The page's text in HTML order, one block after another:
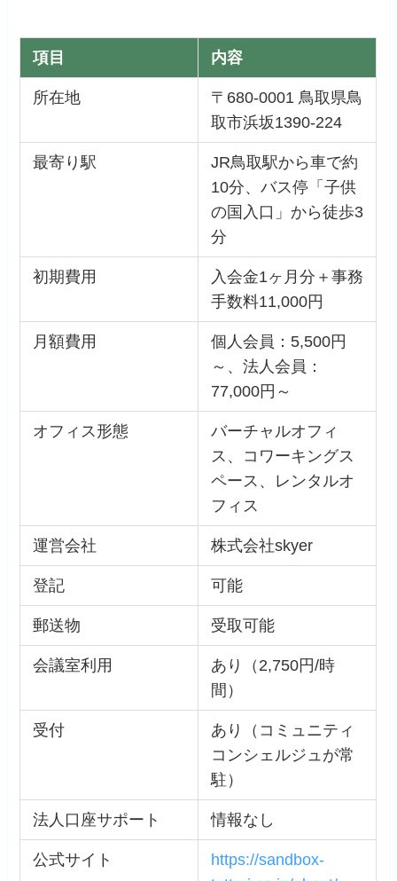
項目 内容
所在地
〒680-0001 鳥取県鳥
取市浜坂1390-224
最寄り駅
JR鳥取駅から車で約
10分、バス停「子供
の国入口」から徒歩3
分
初期費用
入会金1ヶ月分＋事務
手数料11,000円
月額費用
個人会員：5,500円
～、法人会員：
77,000円～
オフィス形態
バーチャルオフィ
ス、コワーキングス
ペース、レンタルオ
フィス
運営会社 株式会社skyer
登記 可能
郵送物 受取可能
会議室利用
あり（2,750円/時
間）
受付
あり（コミュニティ
コンシェルジュが常
駐）
法人口座サポート 情報なし
公式サイト
https://sandbox-